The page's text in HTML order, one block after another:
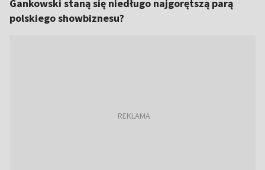
Gankowski staną się niedługo najgorętszą parą
polskiego showbiznesu?